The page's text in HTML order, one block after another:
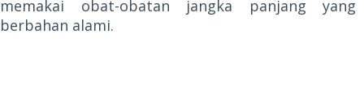
memakai obat-obatan jangka panjang yang
berbahan alami.